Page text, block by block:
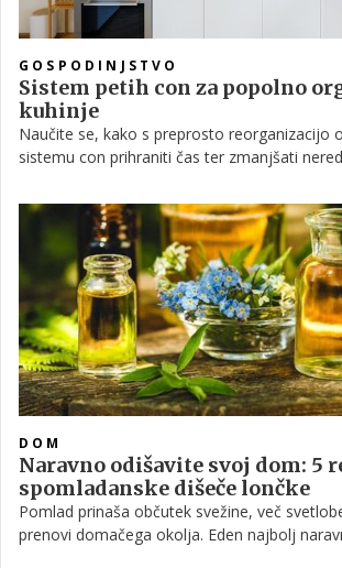
GOSPODINJSTVO
Sistem petih con za popolno
kuhinje
Naučite se, kako s preprosto reorganizacijo
sistemu con prihraniti čas ter zmanjšati
DOM
Naravno odišavite svoj dom: 5
spomladanske dišeče lončke
Pomlad prinaša občutek svežine, več
prenovi domačega okolja. Eden najbolj